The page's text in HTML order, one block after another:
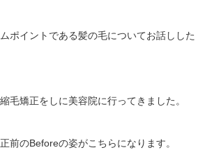
ポイントである髪の毛についてお話しした
毛矯正をしに美容院に行ってきました。
前のBeforeの姿がこちらになります。